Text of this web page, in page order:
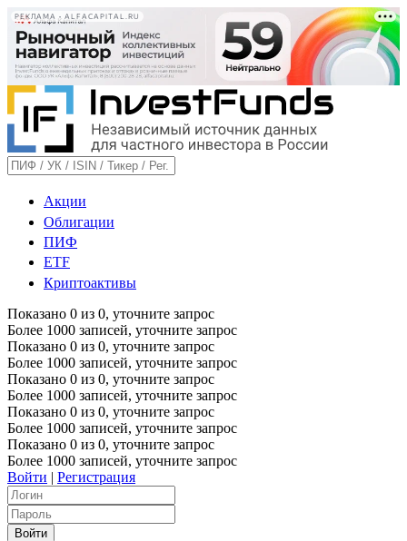
РЕКЛАМА • ALFACAPITAL.RU
Акции
Облигации
ПИФ
ETF
Криптоактивы
Показано 0 из 0, уточните запрос
Более 1000 записей, уточните запрос
Показано 0 из 0, уточните запрос
Более 1000 записей, уточните запрос
Показано 0 из 0, уточните запрос
Более 1000 записей, уточните запрос
Показано 0 из 0, уточните запрос
Более 1000 записей, уточните запрос
Показано 0 из 0, уточните запрос
Более 1000 записей, уточните запрос
Войти | Регистрация